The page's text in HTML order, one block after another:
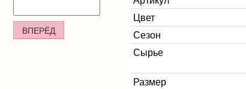
Цвет
Сезон
Сырье
Размер
ВПЕРЁД